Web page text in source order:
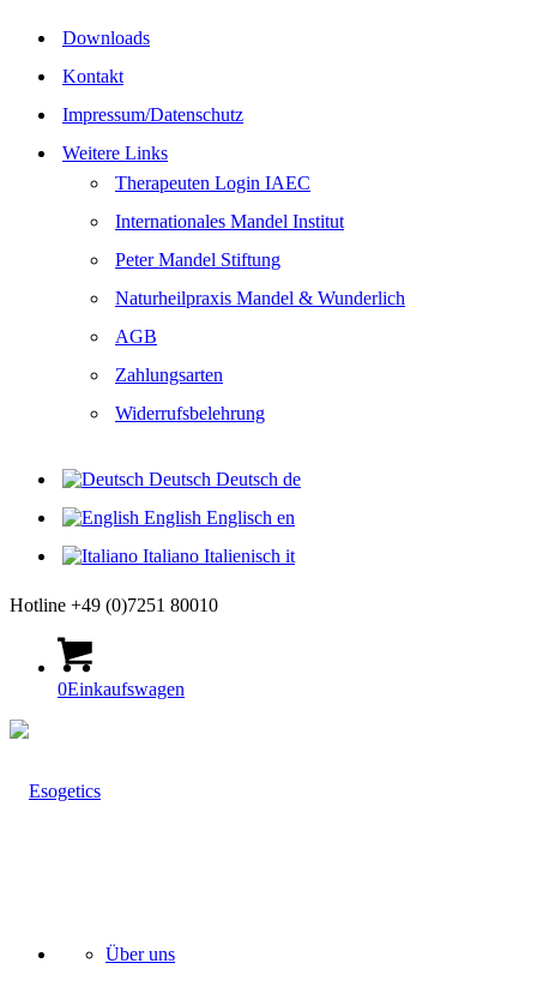
Downloads
Kontakt
Impressum/Datenschutz
Weitere Links
Therapeuten Login IAEC
Internationales Mandel Institut
Peter Mandel Stiftung
Naturheilpraxis Mandel & Wunderlich
AGB
Zahlungsarten
Widerrufsbelehrung
Deutsch Deutsch de
English Englisch en
Italiano Italienisch it
Hotline +49 (0)7251 80010
0Einkaufswagen
Über uns